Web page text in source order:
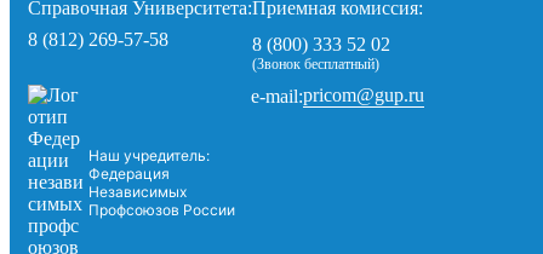
Справочная Университета:
8 (812) 269-57-58
Приемная комиссия:
8 (800) 333 52 02
(Звонок бесплатный)
Наш учредитель:
Федерация
Независимых
Профсоюзов России
e-mail:pricom@gup.ru